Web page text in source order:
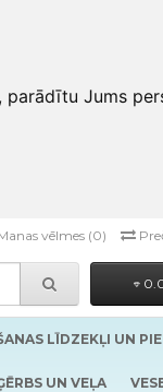
Jums
vēlmes (0)
LĪDZEKĻI UN
UN VEĻA